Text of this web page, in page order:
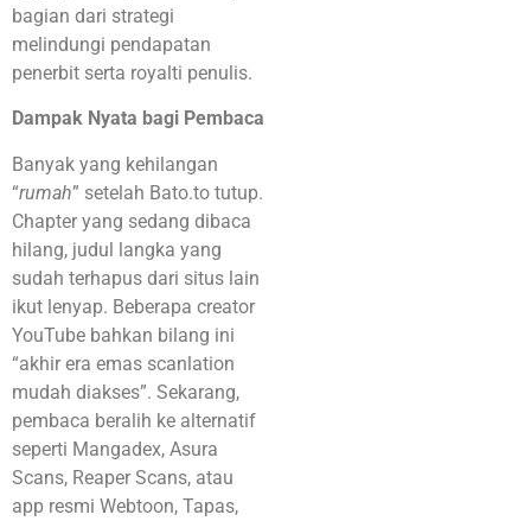
bagian dari strategi
melindungi pendapatan
penerbit serta royalti penulis.
Dampak Nyata bagi Pembaca
Banyak yang kehilangan
“rumah” setelah Bato.to tutup.
Chapter yang sedang dibaca
hilang, judul langka yang
sudah terhapus dari situs lain
ikut lenyap. Beberapa creator
YouTube bahkan bilang ini
“akhir era emas scanlation
mudah diakses”. Sekarang,
pembaca beralih ke alternatif
seperti Mangadex, Asura
Scans, Reaper Scans, atau
app resmi Webtoon, Tapas,